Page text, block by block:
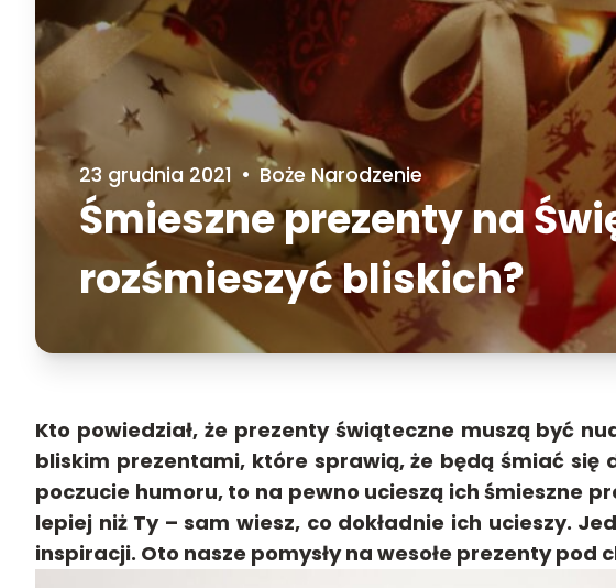
23 grudnia 2021 • Boże Narodzenie
Śmieszne prezenty na
rozśmieszyć bliskich?
Kto powiedział, że prezenty świąteczne muszą być
bliskim prezentami, które sprawią, że będą śmiać się
poczucie humoru, to na pewno ucieszą ich śmieszne
lepiej niż Ty – sam wiesz, co dokładnie ich ucieszy.
inspiracji. Oto nasze pomysły na wesołe prezenty pod